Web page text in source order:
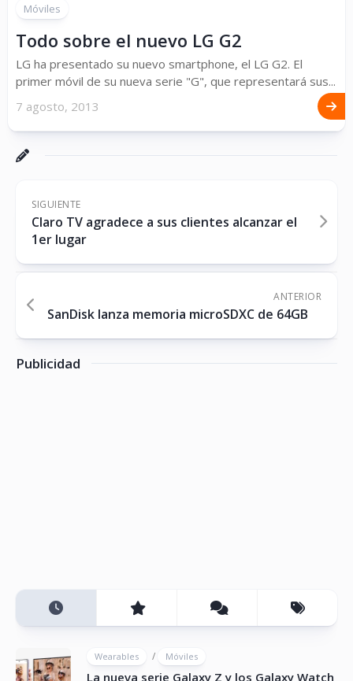
Móviles
Todo sobre el nuevo LG G2
LG ha presentado su nuevo smartphone, el LG G2. El
primer móvil de su nueva serie "G", que representará sus...
7 agosto, 2013
SIGUIENTE
Claro TV agradece a sus clientes alcanzar el
1er lugar
ANTERIOR
SanDisk lanza memoria microSDXC de 64GB
Publicidad
Wearables / Móviles
La nueva serie Galaxy Z y los Galaxy Watch